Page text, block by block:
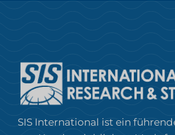
SIS International ist ein